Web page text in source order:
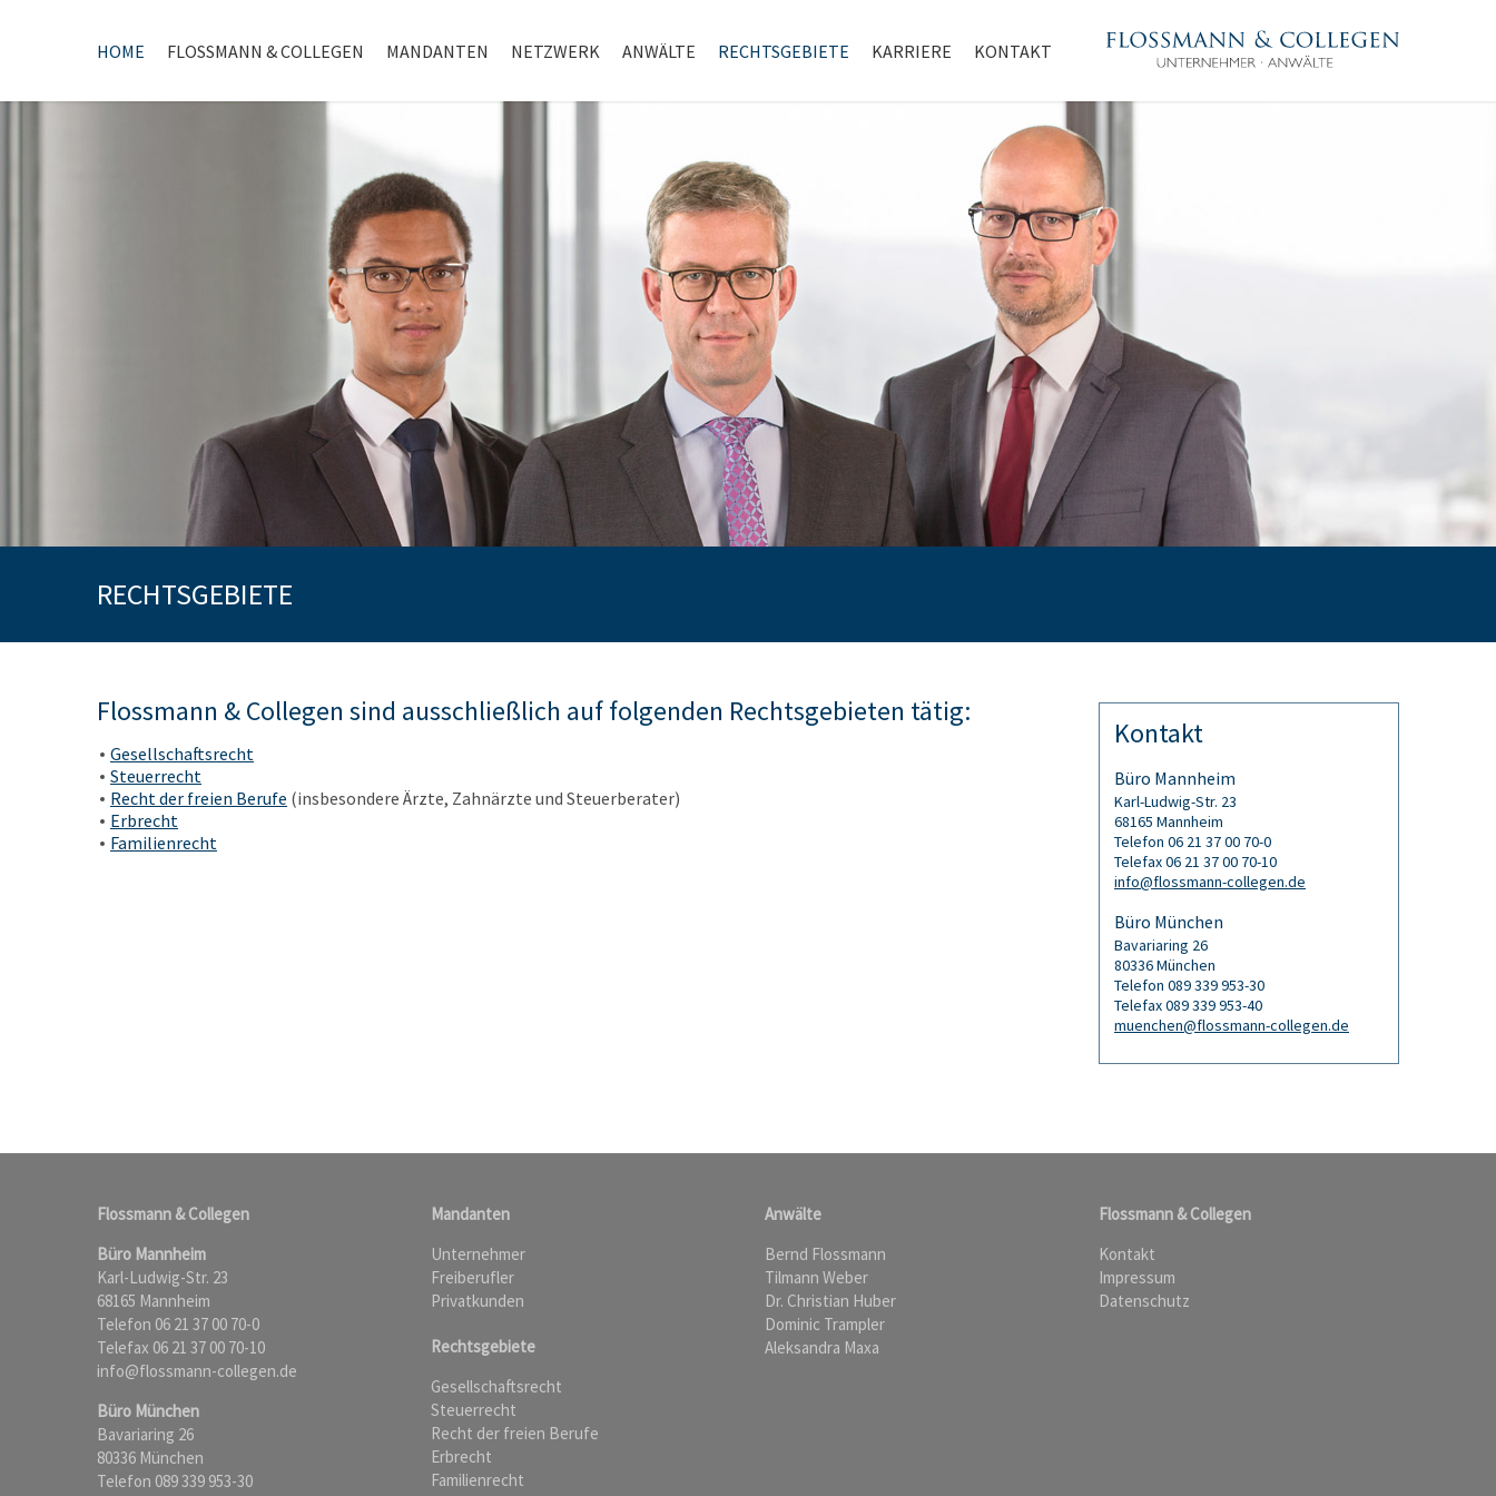
HOME FLOSSMANN & COLLEGEN MANDANTEN NETZWERK ANWÄLTE RECHTSGEBIETE KARRIERE KONTAKT
RECHTSGEBIETE
Flossmann & Collegen sind ausschließlich auf folgenden Rechtsgebieten tätig:
Gesellschaftsrecht
Steuerrecht
Recht der freien Berufe (insbesondere Ärzte, Zahnärzte und Steuerberater)
Erbrecht
Familienrecht
Kontakt
Büro Mannheim
Karl-Ludwig-Str. 23
68165 Mannheim
Telefon 06 21 37 00 70-0
Telefax 06 21 37 00 70-10
info@flossmann-collegen.de
Büro München
Bavariaring 26
80336 München
Telefon 089 339 953-30
Telefax 089 339 953-40
muenchen@flossmann-collegen.de
Flossmann & Collegen
Büro Mannheim
Karl-Ludwig-Str. 23
68165 Mannheim
Telefon 06 21 37 00 70-0
Telefax 06 21 37 00 70-10
info@flossmann-collegen.de
Büro München
Bavariaring 26
80336 München
Telefon 089 339 953-30
Mandanten
Unternehmer
Freiberufler
Privatkunden
Rechtsgebiete
Gesellschaftsrecht
Steuerrecht
Recht der freien Berufe
Erbrecht
Familienrecht
Anwälte
Bernd Flossmann
Tilmann Weber
Dr. Christian Huber
Dominic Trampler
Aleksandra Maxa
Flossmann & Collegen
Kontakt
Impressum
Datenschutz